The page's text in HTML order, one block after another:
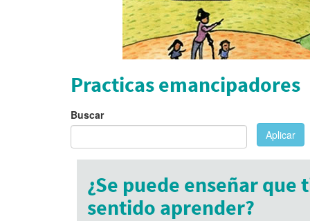
Practicas emancipadores
Buscar
Aplicar
¿Se puede enseñar que
sentido aprender?